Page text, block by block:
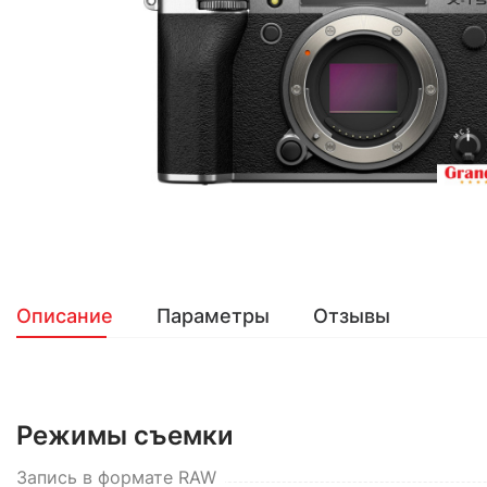
Описание Параметры Отзывы
Режимы съемки
Запись в формате RAW